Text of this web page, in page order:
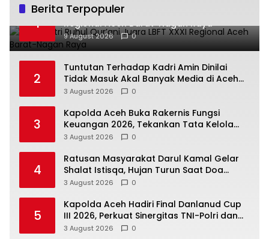
Berita Terpopuler
1
Dua Santri Ruhul Qur’ani Juara LBFT XXXI
Regional Aceh Barat-Nagan Raya
9 August 2026 0
2
Tuntutan Terhadap Kadri Amin Dinilai
Tidak Masuk Akal Banyak Media di Aceh
Berpotensi Jadi Korban Selanjutnya
3 August 2026 0
3
Kapolda Aceh Buka Rakernis Fungsi
Keuangan 2026, Tekankan Tata Kelola
Anggaran yang Profesional dan
3 August 2026 0
4
Ratusan Masyarakat Darul Kamal Gelar
Shalat Istisqa, Hujan Turun Saat Doa
Dipanjatkan
3 August 2026 0
5
Kapolda Aceh Hadiri Final Danlanud Cup
III 2026, Perkuat Sinergitas TNI-Polri dan
Pemerintah Daerah
3 August 2026 0